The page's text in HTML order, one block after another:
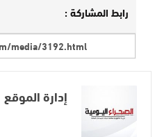
رابط المشاركة :
إدارة الموقع